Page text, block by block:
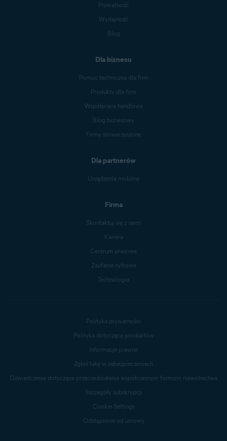
Prywatność
Wydajność
Blog
Dla biznesu
Pomoc techniczna dla firm
Produkty dla firm
Współpraca handlowa
Blog biznesowy
Firmy stowarzyszone
Dla partnerów
Urządzenia mobilne
Firma
Skontaktuj się z nami
Kariera
Centrum prasowe
Zaufanie cyfrowe
Technologia
Polityka prywatności
Polityka dotycząca produktów
Informacje prawne
Zgłoś lukę w zabezpieczeniach
Oświadczenie dotyczące przeciwdziałania współczesnym formom niewolnictwa
Szczegóły subskrypcji
Cookie Settings
Odstąpienie od umowy